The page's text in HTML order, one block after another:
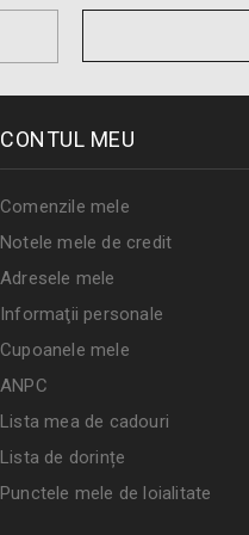
CONTUL MEU
Comenzile mele
Notele mele de credit
Adresele mele
Informaţii personale
Cupoanele mele
ANPC
Lista mea de cadouri
Lista de dorințe
Punctele mele de loialitate